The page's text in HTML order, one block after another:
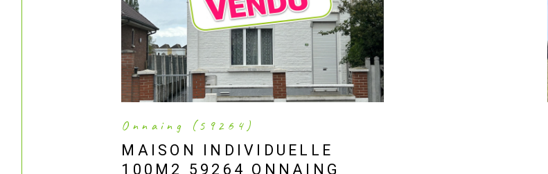
Onnaing (59264)
MAISON INDIVIDUELLE
100M2 59264 ONNAING